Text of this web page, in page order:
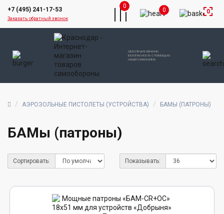
+7 (495) 241-17-53
Заказать обратный звонок
ОБЕСПЕЧЬТЕ ЛИЧНУЮ
БЕЗОПАСНОСТЬ С ПОМОЩЬЮ
НАШЕГО МАГАЗИНА
0
0 0
АЭРОЗОЛЬНЫЕ ПИСТОЛЕТЫ (УСТРОЙСТВА) БАМЫ (ПАТРОНЫ)
БАМы (патроны)
Сортировать: Показывать: